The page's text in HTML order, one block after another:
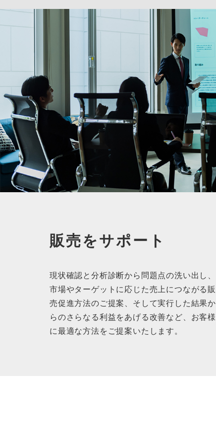
販売をサポート
現状確認と分析診断から問題点の洗い出し、
市場やターゲットに応じた売上につながる販
売促進方法のご提案、そして実行した結果か
らのさらなる利益をあげる改善など、お客様
に最適な方法をご提案いたします。